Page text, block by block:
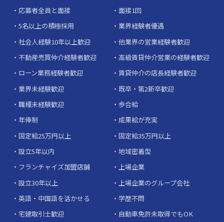
応募者全員と面接
面接1回
5名以上の積極採用
業界経験者優遇
社会人経験10年以上歓迎
他業界の営業経験者歓迎
不動産売買仲介経験者歓迎
高級賃貸仲介営業の経験者歓迎
ローン業務経験者歓迎
賃貸仲介の店長経験者歓迎
業界未経験歓迎
既卒・第2新卒歓迎
職種未経験歓迎
歩合給
年俸制
成果給が充実
固定給25万円以上
固定給35万円以上
設立5年以内
地域密着型
フランチャイズ加盟店舗
上場企業
設立30年以上
上場企業のグループ会社
英語・中国語を活かせる
学歴不問
宅建取引士歓迎
自動車免許未取得でもOK